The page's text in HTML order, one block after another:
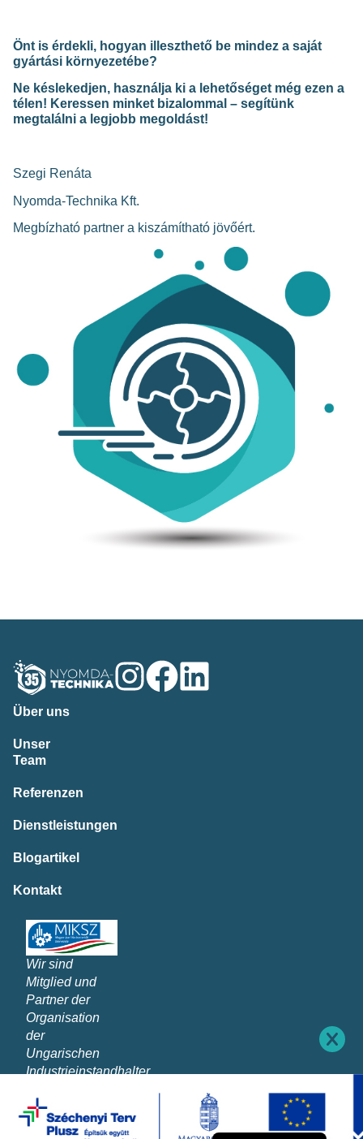
Önt is érdekli, hogyan illeszthető be mindez a saját
gyártási környezetébe?
Ne késlekedjen, használja ki a lehetőséget még ezen a
télen! Keressen minket bizalommal – segítünk
megtalálni a legjobb megoldást!
Szegi Renáta
Nyomda-Technika Kft.
Megbízható partner a kiszámítható jövőért.
Über uns
Unser
Team
Referenzen
Dienstleistungen
Blogartikel
Kontakt
Wir sind
Mitglied und
Partner der
Organisation
der
Ungarischen
Industrieinstandhalter
Magyar
English (UK)